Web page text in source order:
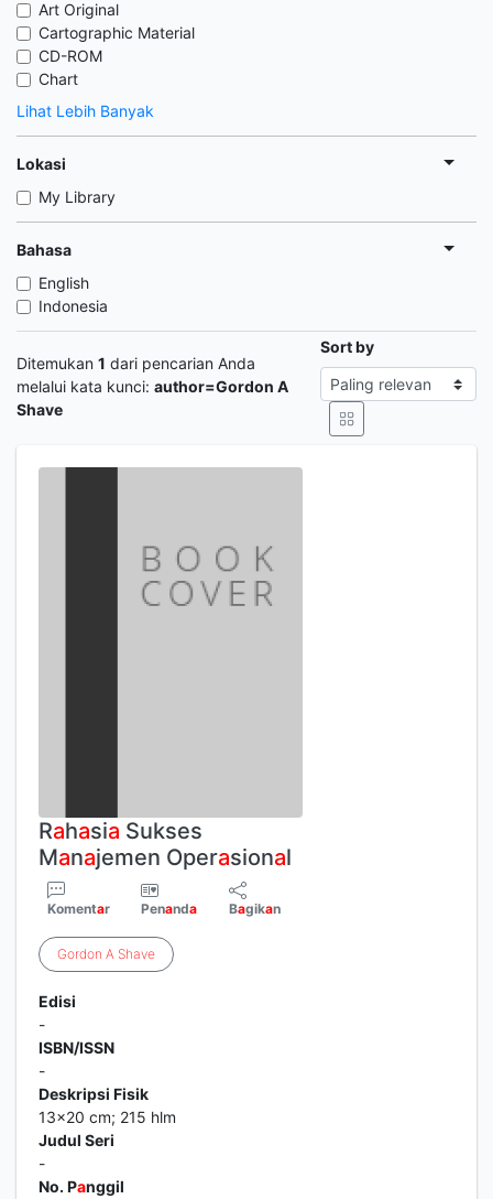
Art Original
Cartographic Material
CD-ROM
Chart
Lihat Lebih Banyak
Lokasi
My Library
Bahasa
English
Indonesia
Ditemukan 1 dari pencarian Anda
melalui kata kunci: author=Gordon A
Shave
Sort by
Rahasia Sukses
Manajemen Operasional
Komentar Penanda Bagikan
Gordon A Shave
Edisi
-
ISBN/ISSN
-
Deskripsi Fisik
13x20 cm; 215 hlm
Judul Seri
-
No. Panggil